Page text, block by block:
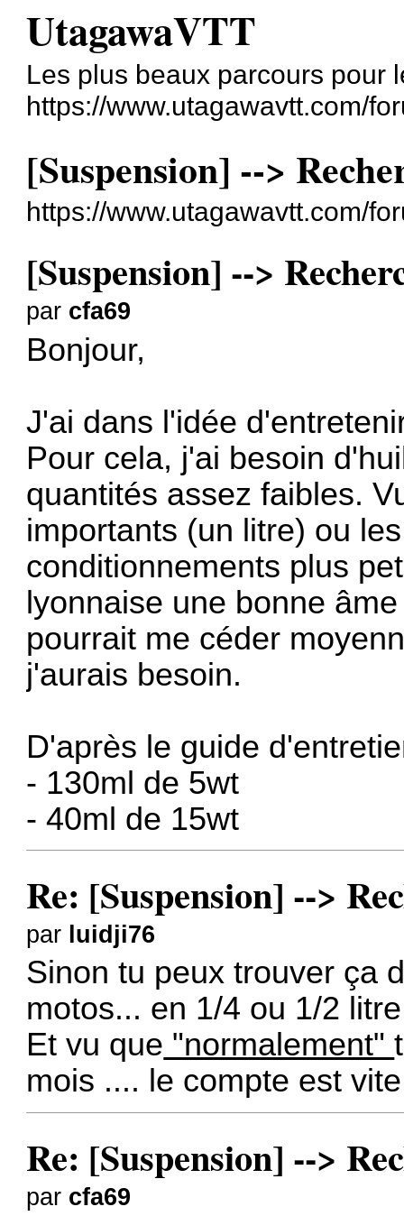
UtagawaVTT
Les plus beaux parcours pour
https://www.utagawavtt.com/
[Suspension] -->
https://www.utagawavtt.com/
[Suspension] -->
par cfa69
Bonjour,
J'ai dans l'idée
Pour cela, j'ai besoin
quantités assez faibles.
importants (un litre) ou
conditionnements plus
lyonnaise une bonne
pourrait me céder
j'aurais besoin.
D'après le guide
- 130ml de 5wt
- 40ml de 15wt
Re: [Suspension] -->
par luidji76
Sinon tu peux trouver ça
motos... en 1/4 ou 1/2
Et vu que "normalement"
mois .... le compte est
Re: [Suspension] -->
par cfa69